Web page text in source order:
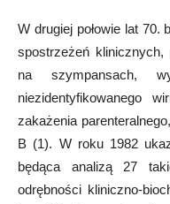
W drugiej połowie lat
spostrzeżeń klinicznych,
na szympansach,
niezidentyfikowanego
zakażenia
B (1). W roku 1982
będąca analizą 27
odrębności kliniczno-